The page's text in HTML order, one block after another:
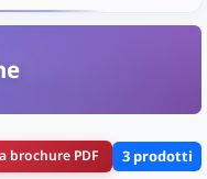
brochure PDF 3 prodotti